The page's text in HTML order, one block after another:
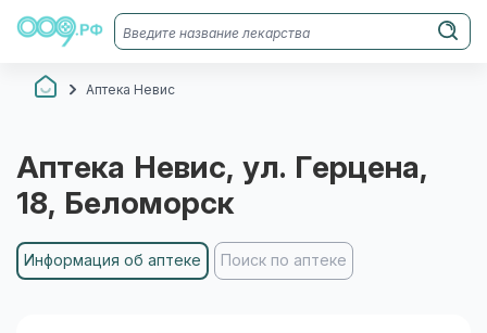
Аптека Невис
Аптека Невис, ул. Герцена,
18, Беломорск
Информация об аптеке Поиск по аптеке